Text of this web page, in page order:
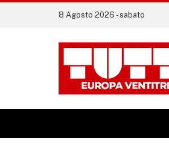
8 Agosto 2026 - sabato